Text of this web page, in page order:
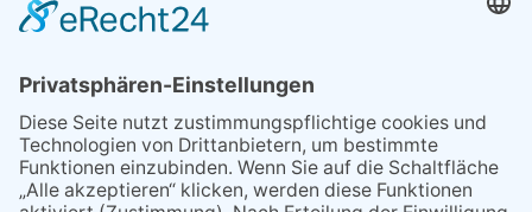
Sperrung B455: Kleiner
Grenzverkehr statt weite Wege
21.04.2026
Wenn Bahn-Computer nicht
miteinander kommunizieren
11.03.2026
"Plakatverbot für überregionale
Demos"